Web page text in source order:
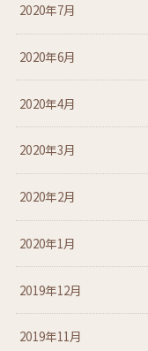
2020年7月
2020年6月
2020年4月
2020年3月
2020年2月
2020年1月
2019年12月
2019年11月